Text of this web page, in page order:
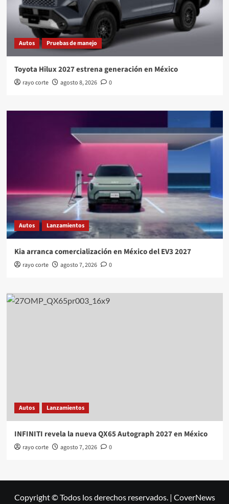
Autos Pruebas de manejo
Toyota Hilux 2027 estrena generación en México
rayo corte agosto 8, 2026 0
Autos Lanzamientos
Kia arranca comercialización en México del EV3 2027
rayo corte agosto 7, 2026 0
Autos Lanzamientos
INFINITI revela la nueva QX65 Autograph 2027 en México
rayo corte agosto 7, 2026 0
Copyright © Todos los derechos reservados. | CoverNews